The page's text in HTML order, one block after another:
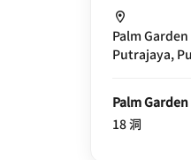
Palm
Putrajaya,
Palm
18 洞